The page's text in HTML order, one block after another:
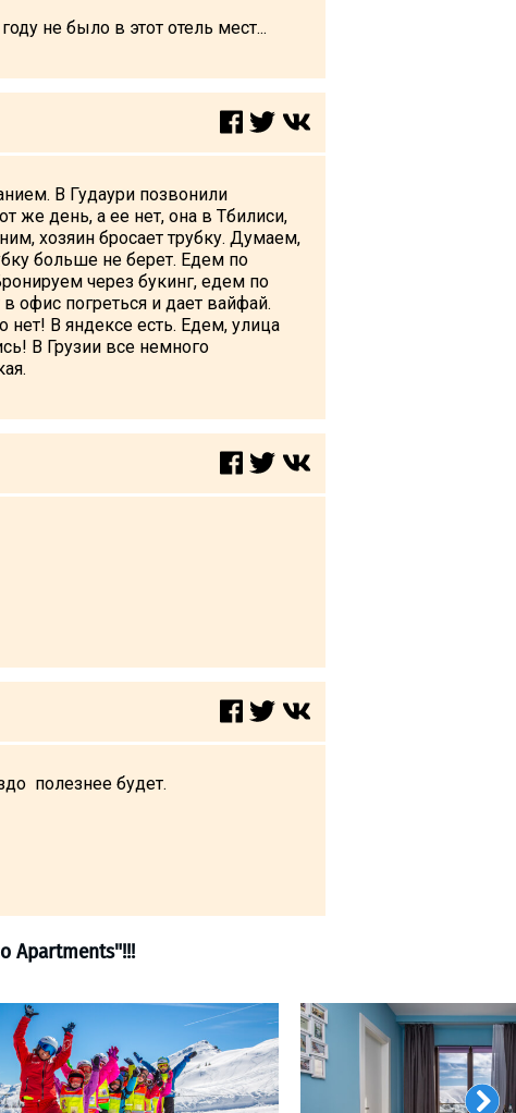
не было в этот отель мест...
В Гудаури позвонили
же день, а ее нет, она в Тбилиси,
хозяин бросает трубку. Думаем,
больше не берет. Едем по
через букинг, едем по
офис погреться и дает вайфай.
нет! В яндексе есть. Едем, улица
В Грузии все немного
полезнее будет.